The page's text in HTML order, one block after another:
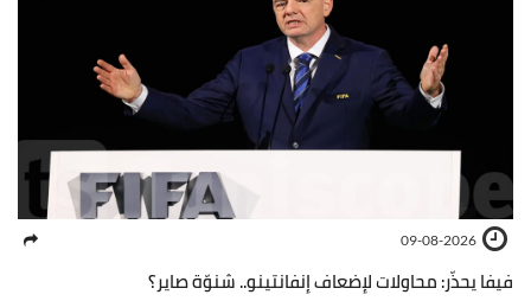
09-08-2026
فيفا يحذّر: محاولات لإضعاف إنفانتينو.. شنوّة صاير؟